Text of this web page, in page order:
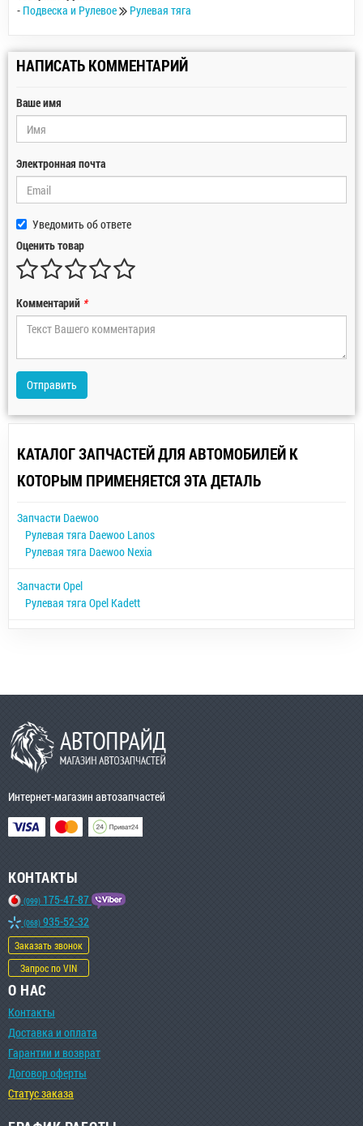
- Подвеска и Рулевое Рулевая тяга
НАПИСАТЬ КОММЕНТАРИЙ
Ваше имя
Электронная почта
Уведомить об ответе
Оценить товар
Комментарий *
Отправить
КАТАЛОГ ЗАПЧАСТЕЙ ДЛЯ АВТОМОБИЛЕЙ К
КОТОРЫМ ПРИМЕНЯЕТСЯ ЭТА ДЕТАЛЬ
Запчасти Daewoo
Рулевая тяга Daewoo Lanos
Рулевая тяга Daewoo Nexia
Запчасти Opel
Рулевая тяга Opel Kadett
Интернет-магазин автозапчастей
КОНТАКТЫ
(099) 175-47-87
(068) 935-52-32
Заказать звонок
Запрос по VIN
О НАС
Контакты
Доставка и оплата
Гарантии и возврат
Договор оферты
Статус заказа